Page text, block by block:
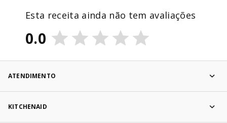
Esta receita ainda não tem avaliações
0.0
ATENDIMENTO
KITCHENAID